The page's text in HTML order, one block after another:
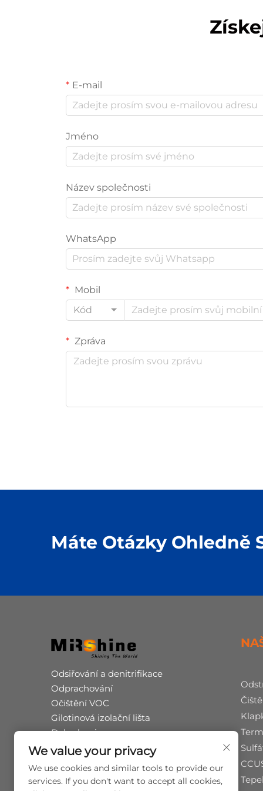
E-mail
Jméno
Název společnosti
WhatsApp
Mobil
Kód
Zpráva
Máte Otázky Ohledně
Odsiřování a denitrifikace
Odprachování
Očištění VOC
Gilotinová izolační lišta
Dekarbonizace
Souběžná produkce humínové kyseliny
Provoz a údržba
We value your privacy
We use cookies and similar tools to provide our
services. If you don't want to accept all cookies,